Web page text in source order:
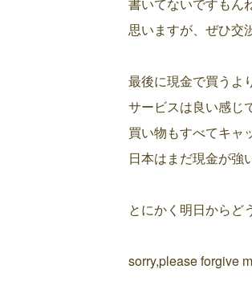
思いますが、ぜひ交
最後に現金で買うよ
サービスは良い感じ
買い物もすべてキャ
日本はまだ現金が強
とにかく明日からど
sorry,please forgive